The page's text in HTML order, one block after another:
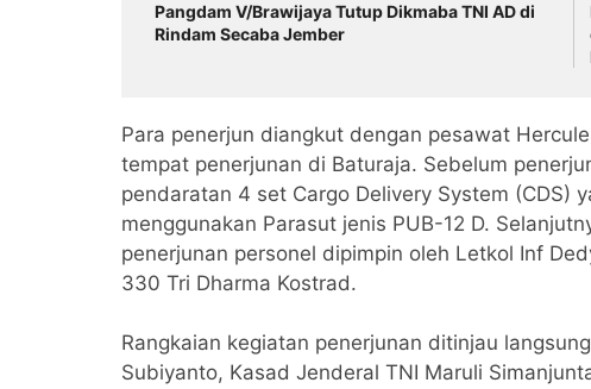
Pangdam V/Brawijaya Tutup Dikmaba TNI AD di
Rindam Secaba Jember
Para penerjun diangkut dengan pesawat
tempat penerjunan di Baturaja. Sebelum
pendaratan 4 set Cargo Delivery System (CDS)
menggunakan Parasut jenis PUB-12 D.
penerjunan personel dipimpin oleh Letkol Inf
330 Tri Dharma Kostrad.
Rangkaian kegiatan penerjunan ditinjau
Subiyanto, Kasad Jenderal TNI Maruli